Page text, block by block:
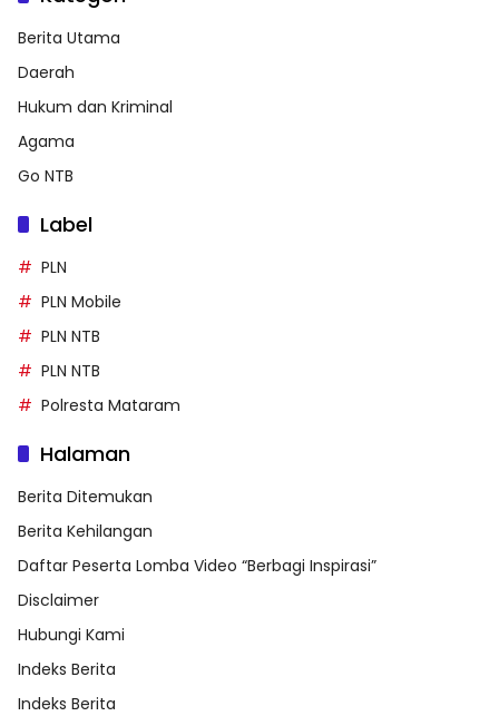
Berita Utama
Daerah
Hukum dan Kriminal
Agama
Go NTB
Label
PLN
PLN Mobile
PLN NTB
PLN NTB
Polresta Mataram
Halaman
Berita Ditemukan
Berita Kehilangan
Daftar Peserta Lomba Video “Berbagi Inspirasi”
Disclaimer
Hubungi Kami
Indeks Berita
Indeks Berita